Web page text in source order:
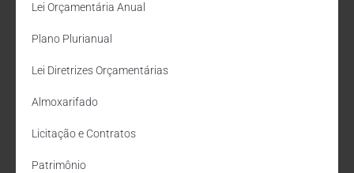
Lei Orçamentária Anual
Plano Plurianual
Lei Diretrizes Orçamentárias
Almoxarifado
Licitação e Contratos
Patrimônio